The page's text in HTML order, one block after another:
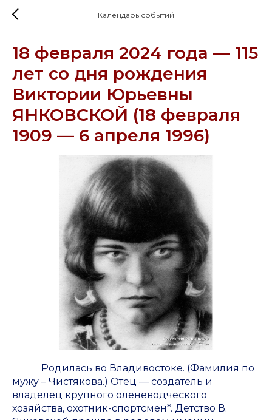
Календарь событий
18 февраля 2024 года — 115
лет со дня рождения
Виктории Юрьевны
ЯНКОВСКОЙ (18 февраля
1909 — 6 апреля 1996)
Родилась во Владивостоке. (Фамилия по
мужу – Чистякова.) Отец — создатель и
владелец крупного оленеводческого
хозяйства, охотник-спортсмен*. Детство В.